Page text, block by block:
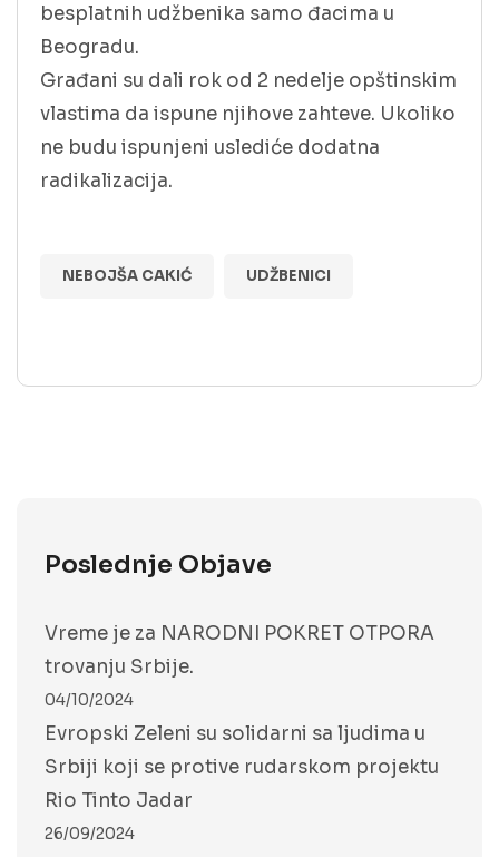
besplatnih udžbenika samo đacima u
Beogradu.
Građani su dali rok od 2 nedelje opštinskim
vlastima da ispune njihove zahteve. Ukoliko
ne budu ispunjeni uslediće dodatna
radikalizacija.
NEBOJŠA CAKIĆ UDŽBENICI
Poslednje Objave
Vreme je za NARODNI POKRET OTPORA
trovanju Srbije.
04/10/2024
Evropski Zeleni su solidarni sa ljudima u
Srbiji koji se protive rudarskom projektu
Rio Tinto Jadar
26/09/2024